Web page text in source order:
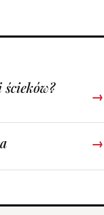
→
→